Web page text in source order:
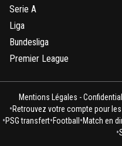
Serie A
Liga
Bundesliga
Premier League
Mentions Légales -
•Retrouvez votre compte pour
•PSG transfert•Football •Match en
•